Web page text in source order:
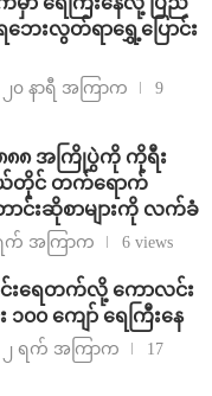
ဘေးလွတ်ရာရွှေ့ပြောင်း
၂၀ နာရီ အကြာက
9
၈၈ အကြိုပွဲကို ကိုရီး
တိုင် တက်ရောက်
ာင်းဆိုစာများကို လက်ခံ
က် အကြာက 6 views
ောင်းရေတက်လို့ ကောလင်း
၁၀၀ ကျော် ရေကြီးနေ
၂ ရက် အကြာက
17